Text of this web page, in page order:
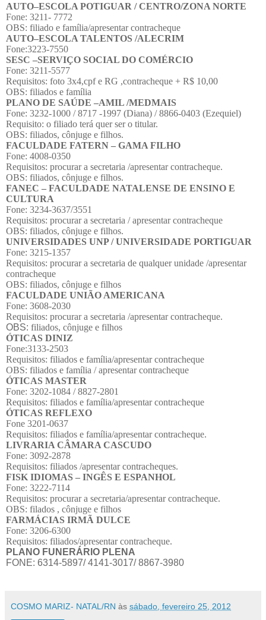
AUTO–ESCOLA POTIGUAR / CENTRO/ZONA NORTE
Fone: 3211- 7772
OBS: filiado e família/apresentar contracheque
AUTO–ESCOLA TALENTOS /ALECRIM
Fone:3223-7550
SESC –SERVIÇO SOCIAL DO COMÉRCIO
Fone: 3211-5577
Requisitos: foto 3x4,cpf e RG ,contracheque + R$ 10,00
OBS: filiados e família
PLANO DE SAÚDE –AMIL /MEDMAIS
Fone: 3232-1000 / 8717 -1997 (Diana) / 8866-0403 (Ezequiel)
Requisito: o filiado terá quer ser o titular.
OBS: filiados, cônjuge e filhos.
FACULDADE FATERN – GAMA FILHO
Fone: 4008-0350
Requisitos: procurar a secretaria /apresentar contracheque.
OBS: filiados, cônjuge e filhos.
FANEC – FACULDADE NATALENSE DE ENSINO E
CULTURA
Fone: 3234-3637/3551
Requisitos: procurar a secretaria / apresentar contracheque
OBS: filiados, cônjuge e filhos.
UNIVERSIDADES UNP / UNIVERSIDADE PORTIGUAR
Fone: 3215-1357
Requisitos: procurar a secretaria de qualquer unidade /apresentar
contracheque
OBS: filiados, cônjuge e filhos
FACULDADE UNIÃO AMERICANA
Fone: 3608-2030
Requisitos: procurar a secretaria /apresentar contracheque.
OBS: filiados, cônjuge e filhos
ÓTICAS DINIZ
Fone:3133-2503
Requisitos: filiados e família/apresentar contracheque
OBS: filiados e família / apresentar contracheque
ÓTICAS MASTER
Fone: 3202-1084 / 8827-2801
Requisitos: filiados e família/apresentar contracheque
ÓTICAS REFLEXO
Fone 3201-0637
Requisitos: filiados e família/apresentar contracheque.
LIVRARIA CÂMARA CASCUDO
Fone: 3092-2878
Requisitos: filiados /apresentar contracheques.
FISK IDIOMAS – INGÊS E ESPANHOL
Fone: 3222-7114
Requisitos: procurar a secretaria/apresentar contracheque.
OBS: filados , cônjuge e filhos
FARMÁCIAS IRMÃ DULCE
Fone: 3206-6300
Requisitos: filiados/apresentar contracheque.
PLANO FUNERÁRIO PLENA
FONE: 6314-5897/ 4141-3017/ 8867-3980
COSMO MARIZ- NATAL/RN às sábado, fevereiro 25, 2012